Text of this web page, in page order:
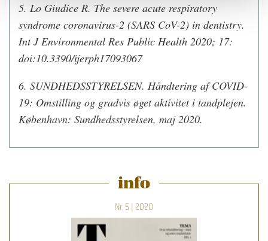
5. Lo Giudice R. The severe acute respiratory
syndrome coronavirus-2 (SARS CoV-2) in dentistry.
Int J Environmental Res Public Health 2020; 17:
doi:10.3390/ijerph17093067
6. SUNDHEDSSTYRELSEN. Håndtering af COVID-
19: Omstilling og gradvis øget aktivitet i tandplejen.
København: Sundhedsstyrelsen, maj 2020.
info
Nr. 5 | 2020